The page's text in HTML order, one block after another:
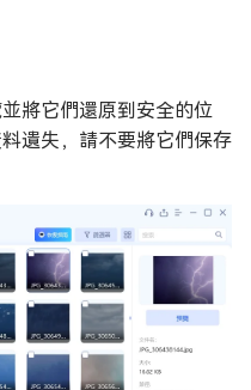
將它們還原到安全的位
遺失，請不要將它們保存